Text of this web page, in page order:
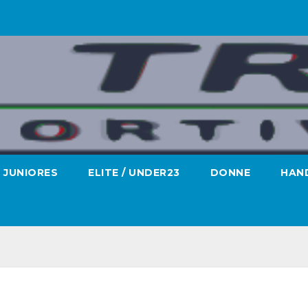
JUNIORES ELITE / UNDER23 DONNE